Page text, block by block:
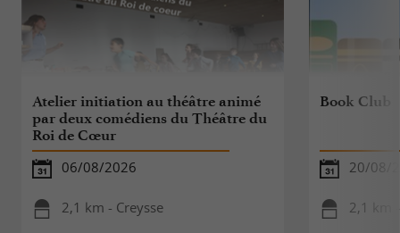
Atelier initiation au théâtre animé
par deux comédiens du Théâtre du
Roi de Cœur
06/08/2026
2,1 km - Creysse
Book Club
20/08/
2,1 km